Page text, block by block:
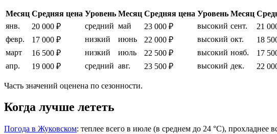
Месяц Средняя цена Уровень Месяц Средняя цена Уровень Месяц
янв.
20 000 ₽ средний май 23 000 ₽ высокий сент. 21
февр.
17 000 ₽ низкий июнь 22 000 ₽ высокий окт. 18
март
16 500 ₽ низкий июль 22 500 ₽ высокий нояб. 17
апр.
19 000 ₽ средний авг. 23 500 ₽ высокий дек. 22
Часть значений оценена по сезонности.
Когда лучше лететь
Погода в Жуковском: теплее всего в июле (в среднем до 24 °C),